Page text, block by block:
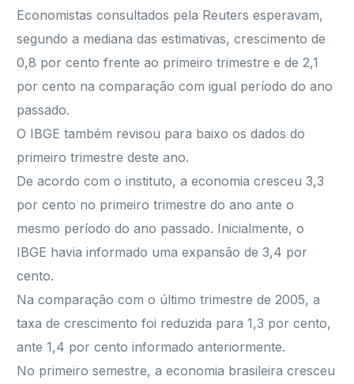
Economistas consultados pela Reuters esperavam,
segundo a mediana das estimativas, crescimento de
0,8 por cento frente ao primeiro trimestre e de 2,1
por cento na comparação com igual período do ano
passado.
O IBGE também revisou para baixo os dados do
primeiro trimestre deste ano.
De acordo com o instituto, a economia cresceu 3,3
por cento no primeiro trimestre do ano ante o
mesmo período do ano passado. Inicialmente, o
IBGE havia informado uma expansão de 3,4 por
cento.
Na comparação com o último trimestre de 2005, a
taxa de crescimento foi reduzida para 1,3 por cento,
ante 1,4 por cento informado anteriormente.
No primeiro semestre, a economia brasileira cresceu